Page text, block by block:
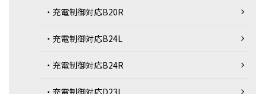
・充電制御対応B20R
・充電制御対応B24L
・充電制御対応B24R
・充電制御対応D23L